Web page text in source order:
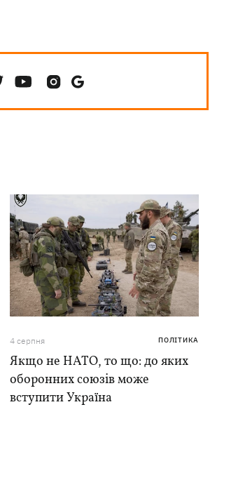
4 серпня ПОЛІТИКА
Якщо не НАТО, то що: до яких
оборонних союзів може
вступити Україна